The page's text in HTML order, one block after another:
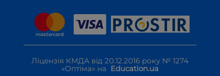
Ліцензія КМДА від 20.12.2016 року № 1274
«Оптіма» на Education.ua